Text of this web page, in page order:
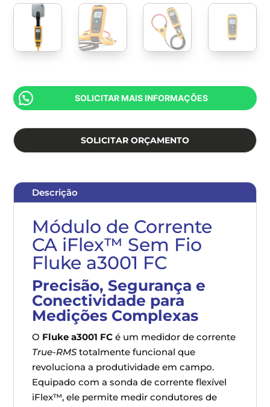
SOLICITAR MAIS INFORMAÇÕES
SOLICITAR ORÇAMENTO
Descrição
Módulo de Corrente
CA iFlex™ Sem Fio
Fluke a3001 FC
Precisão, Segurança e
Conectividade para
Medições Complexas
O Fluke a3001 FC é um medidor de corrente
True-RMStotalmente funcional que
revoluciona a produtividade em campo.
Equipado com a sonda de corrente flexível
iFlex™, ele permite medir condutores de